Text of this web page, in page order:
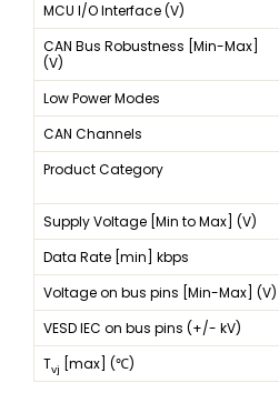
MCU I/O Interface (V)
CAN Bus Robustness [Min-Max]
(V)
Low Power Modes
CAN Channels
Product Category
Supply Voltage [Min to Max] (V)
Data Rate [min] kbps
Voltage on bus pins [Min-Max] (V)
VESD IEC on bus pins (+/- kV)
Tvj [max] (℃)